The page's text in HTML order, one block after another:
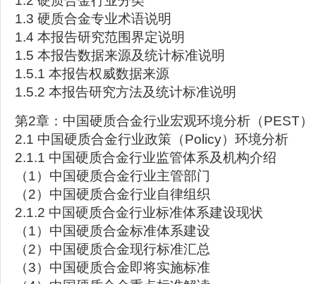
1.3 硬质合金专业术语说明
1.4 本报告研究范围界定说明
1.5 本报告数据来源及统计标准说明
1.5.1 本报告权威数据来源
1.5.2 本报告研究方法及统计标准说明
第2章：中国硬质合金行业宏观环境分析（PEST）
2.1 中国硬质合金行业政策（Policy）环境分析
2.1.1 中国硬质合金行业监管体系及机构介绍
（1）中国硬质合金行业主管部门
（2）中国硬质合金行业自律组织
2.1.2 中国硬质合金行业标准体系建设现状
（1）中国硬质合金标准体系建设
（2）中国硬质合金现行标准汇总
（3）中国硬质合金即将实施标准